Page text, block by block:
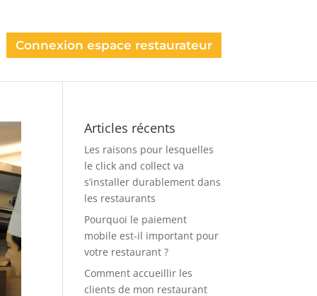
Connexion espace restaurateur
Articles récents
Les raisons pour lesquelles
le click and collect va
s’installer durablement dans
les restaurants
Pourquoi le paiement
mobile est-il important pour
votre restaurant ?
Comment accueillir les
clients de mon restaurant